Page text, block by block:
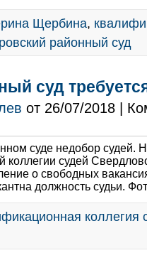
Щербина,
районный суд
суд
от 26/07/2018 |
суде недобор судей.
коллегии судей
о свободных
должность судьи.
коллегия